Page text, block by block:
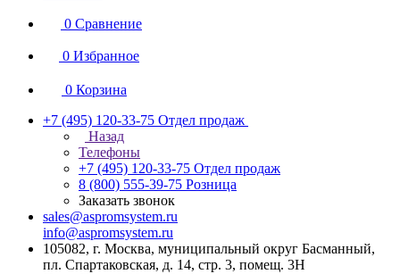
0 Сравнение
0 Избранное
0 Корзина
+7 (495) 120-33-75 Отдел продаж
Назад
Телефоны
+7 (495) 120-33-75 Отдел продаж
8 (800) 555-39-75 Розница
Заказать звонок
sales@aspromsystem.ru
info@aspromsystem.ru
105082, г. Москва, муниципальный округ Басманный,
пл. Спартаковская, д. 14, стр. 3, помещ. 3Н